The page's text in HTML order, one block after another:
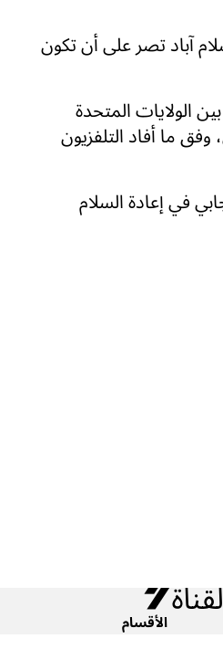
آباد تصر على أن تكون
الولايات المتحدة
ما أفاد التلفزيون
في إعادة السلام
الأقسام